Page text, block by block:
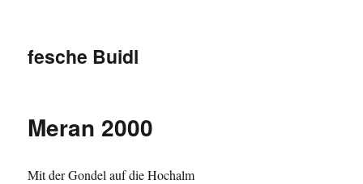
fesche Buidl
Meran 2000
Mit der Gondel auf die Hochalm